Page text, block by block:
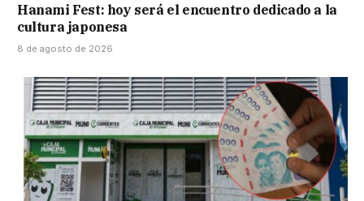
Hanami Fest: hoy será el encuentro dedicado a la
cultura japonesa
8 de agosto de 2026